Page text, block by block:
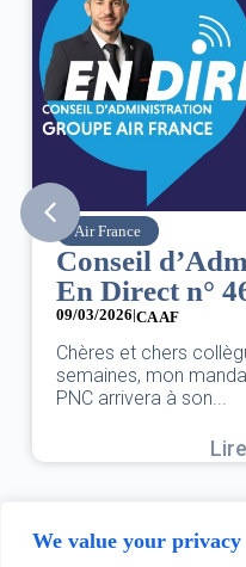
We value your privacy
Air France
Conseil
En Direct n°
09/03/2026|CA AF
Chères et chers
semaines, mon
PNC arrivera à son...